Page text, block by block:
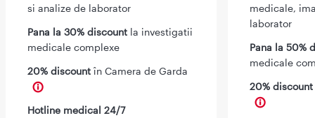
si analize de laborator
Pana la 30% discount la investigatii
medicale complexe
20% discount în Camera de Garda
Hotline medical 24/7
medicale,
laborator
Pana la 50%
medicale
20%